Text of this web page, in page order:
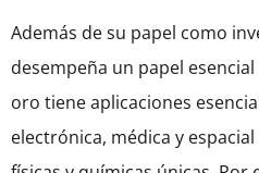
Además de su papel como
desempeña un papel
oro tiene aplicaciones
electrónica, médica y